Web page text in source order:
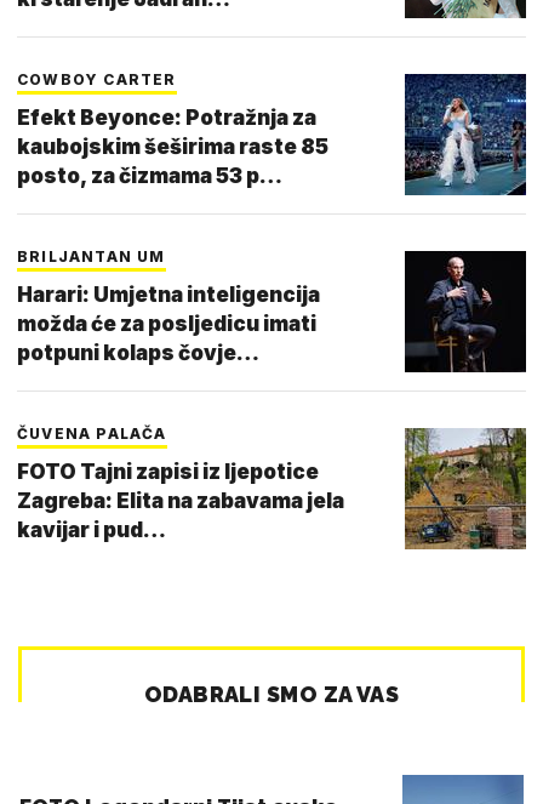
COWBOY CARTER
Efekt Beyonce: Potražnja za
kaubojskim šeširima raste 85
posto, za čizmama 53 p…
BRILJANTAN UM
Harari: Umjetna inteligencija
možda će za posljedicu imati
potpuni kolaps čovje…
ČUVENA PALAČA
FOTO Tajni zapisi iz ljepotice
Zagreba: Elita na zabavama jela
kavijar i pud…